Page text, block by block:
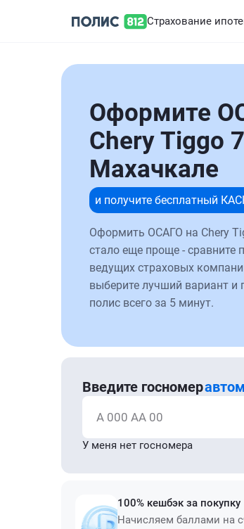
Страхование
Оформите
Chery Tiggo
Махачкале
и получите бесплатный
Оформить ОСАГО на Chery
стало еще проще - сравните
ведущих страховых
выберите лучший вариант и
полис всего за 5 минут.
Введите госномер
А 000 АА 00
У меня нет госномера
100% кешбэк за покупку
Начисляем баллами на